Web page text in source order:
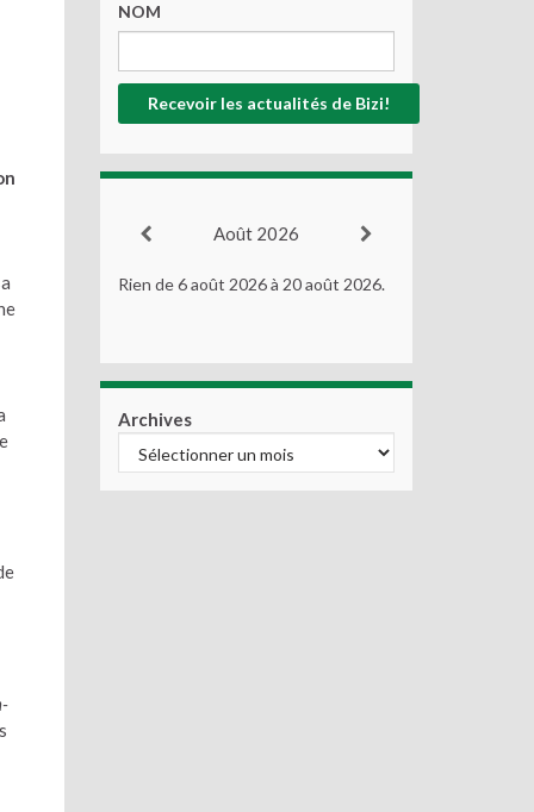
NOM
Août 2026
Rien de 6 août 2026 à 20 août 2026.
Archives